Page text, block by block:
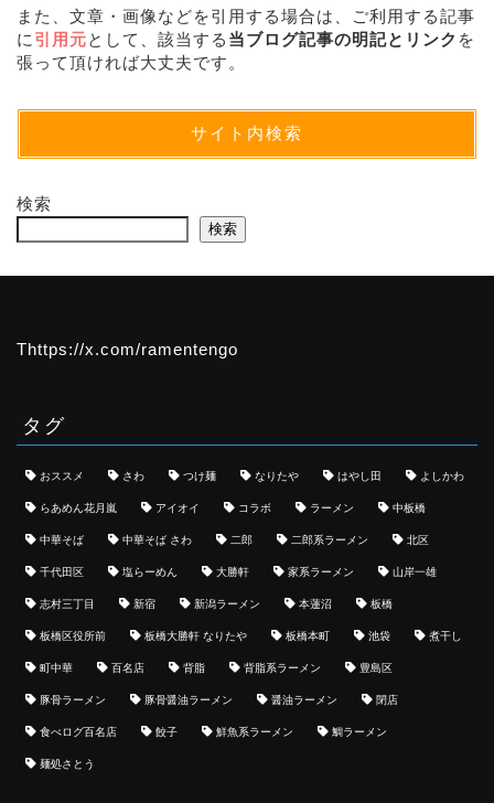
また、文章・画像などを引用する場合は、ご利用する記事
に 引用元として、該当する 当ブログ記事の明記とリンク を
張って頂ければ大丈夫です。
サイト内検索
検索
検索
Thttps://x.com/ramentengo
タグ
おススメ さわ つけ麺 なりたや はやし田 よしかわ
らあめん花月嵐 アイオイ コラボ ラーメン 中板橋
中華そば 中華そば さわ 二郎 二郎系ラーメン 北区
千代田区 塩らーめん 大勝軒 家系ラーメン 山岸一雄
志村三丁目 新宿 新潟ラーメン 本蓮沼 板橋
板橋区役所前 板橋大勝軒 なりたや 板橋本町 池袋 煮干し
町中華 百名店 背脂 背脂系ラーメン 豊島区
豚骨ラーメン 豚骨醤油ラーメン 醤油ラーメン 閉店
食べログ百名店 餃子 鮮魚系ラーメン 鯛ラーメン
麺処さとう